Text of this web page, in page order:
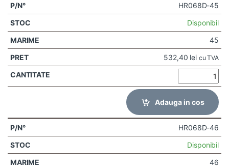
HR068D-45
Disponibil
45
532,40 lei cu TVA
Adauga in cos
HR068D-46
Disponibil
46